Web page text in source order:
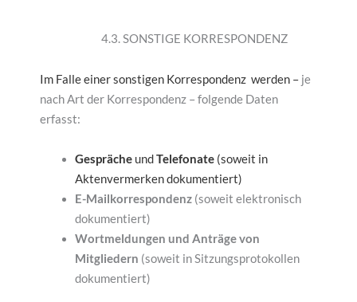
4.3. SONSTIGE KORRESPONDENZ
Im Falle einer sonstigen Korrespondenz werden – je
nach Art der Korrespondenz – folgende Daten
erfasst:
Gespräche undTelefonate (soweit in
Aktenvermerken dokumentiert)
E-Mailkorrespondenz(soweit elektronisch
dokumentiert)
Wortmeldungen und Anträge von
Mitgliedern (soweit in Sitzungsprotokollen
dokumentiert)